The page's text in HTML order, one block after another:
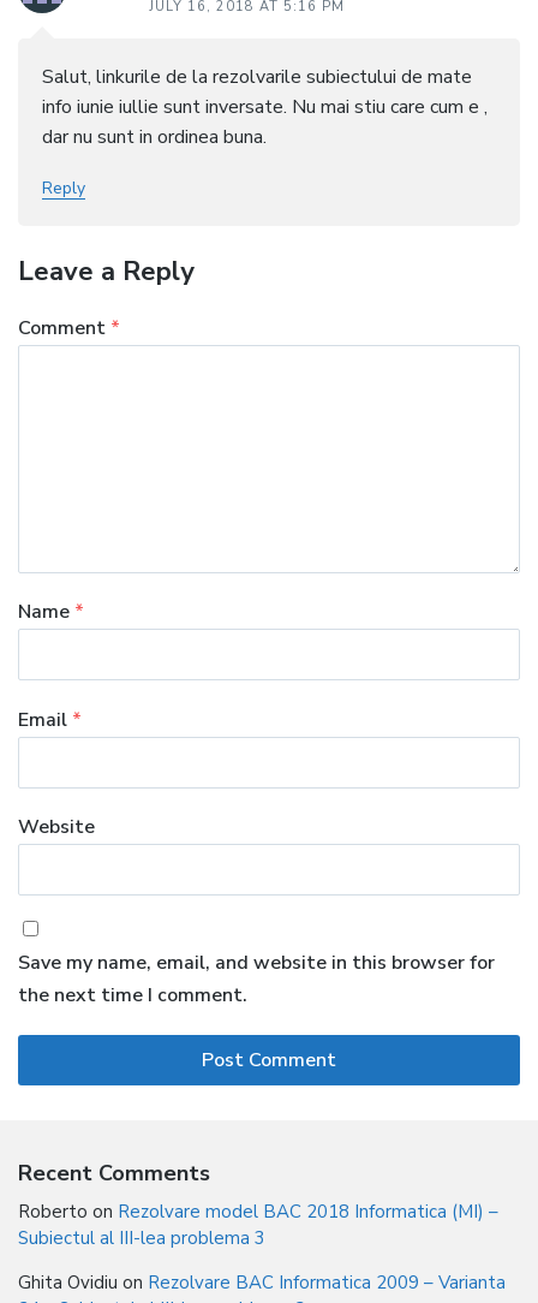
JULY 16, 2018 AT 5:16 PM
Salut, linkurile de la rezolvarile subiectului de mate
info iunie iullie sunt inversate. Nu mai stiu care cum e ,
dar nu sunt in ordinea buna.
Reply
Leave a Reply
Comment *
Name *
Email *
Website
Save my name, email, and website in this browser for
the next time I comment.
Recent Comments
Roberto on Rezolvare model BAC 2018 Informatica (MI) –
Subiectul al III-lea problema 3
Ghita Ovidiu on Rezolvare BAC Informatica 2009 – Varianta